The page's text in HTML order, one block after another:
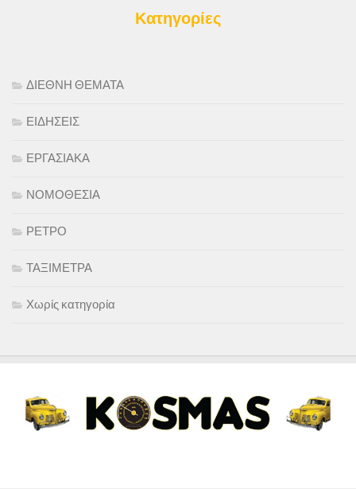
Κατηγορίες
ΔΙΕΘΝΗ ΘΕΜΑΤΑ
ΕΙΔΗΣΕΙΣ
ΕΡΓΑΣΙΑΚΑ
ΝΟΜΟΘΕΣΙΑ
ΡΕΤΡΟ
ΤΑΞΙΜΕΤΡΑ
Χωρίς κατηγορία